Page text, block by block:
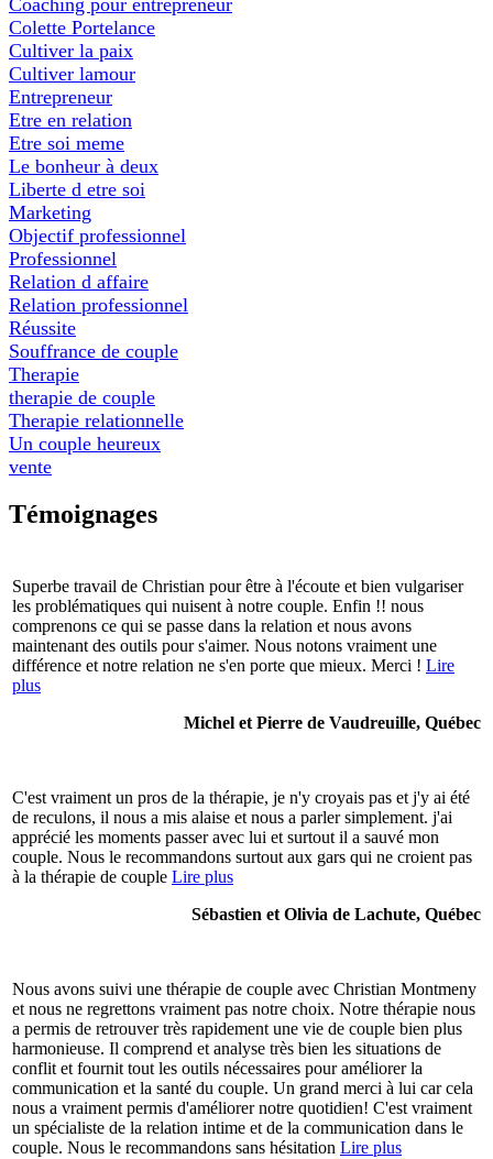
Colette Portelance
Cultiver la paix
Cultiver lamour
Entrepreneur
Etre en relation
Etre soi meme
Le bonheur à deux
Liberte d etre soi
Marketing
Objectif professionnel
Professionnel
Relation d affaire
Relation professionnel
Réussite
Souffrance de couple
Therapie
therapie de couple
Therapie relationnelle
Un couple heureux
vente
Témoignages
Superbe travail de Christian pour être à l'écoute et bien vulgariser
les problématiques qui nuisent à notre couple. Enfin !! nous
comprenons ce qui se passe dans la relation et nous avons
maintenant des outils pour s'aimer. Nous notons vraiment une
différence et notre relation ne s'en porte que mieux. Merci ! Lire
plus
Michel et Pierre de Vaudreuille, Québec
C'est vraiment un pros de la thérapie, je n'y croyais pas et j'y ai été
de reculons, il nous a mis alaise et nous a parler simplement. j'ai
apprécié les moments passer avec lui et surtout il a sauvé mon
couple. Nous le recommandons surtout aux gars qui ne croient pas
à la thérapie de couple Lire plus
Sébastien et Olivia de Lachute, Québec
Nous avons suivi une thérapie de couple avec Christian Montmeny
et nous ne regrettons vraiment pas notre choix. Notre thérapie nous
a permis de retrouver très rapidement une vie de couple bien plus
harmonieuse. Il comprend et analyse très bien les situations de
conflit et fournit tout les outils nécessaires pour améliorer la
communication et la santé du couple. Un grand merci à lui car cela
nous a vraiment permis d'améliorer notre quotidien! C'est vraiment
un spécialiste de la relation intime et de la communication dans le
couple. Nous le recommandons sans hésitation Lire plus